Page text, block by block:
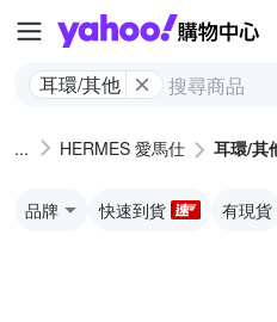
耳環/其他
HERMES 愛馬仕 耳環/其
品牌 快速到貨 有現貨